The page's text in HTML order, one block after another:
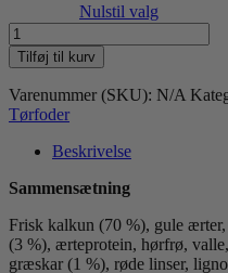
Nulstil valg
CL
True
Fresh
Kalkun
til
steriliserede
voksne
antal
Tilføj til kurv
Varenummer (SKU): N/A
Tørfoder
Beskrivelse
Sammensætning
Frisk kalkun (70 %), gule
(3 %), ærteprotein, hørfrø,
græskar (1 %), røde linser,